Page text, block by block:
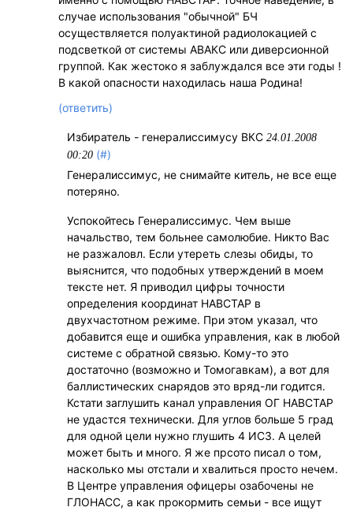
случае использования "обычной" БЧ
осуществляется полуактиной радиолокацией с
подсветкой от системы АВАКС или диверсионной
группой. Как жестоко я заблуждался все эти годы !
В какой опасности находилась наша Родина!
(ответить)
Избиратель - генералиссимусу ВКС 24.01.2008
00:20 (#)
Генералиссимус, не снимайте китель, не все еще
потеряно.
Успокойтесь Генералиссимус. Чем выше
начальство, тем больнее самолюбие. Никто Вас
не разжаловл. Если утереть слезы обиды, то
выяснится, что подобных утверждений в моем
тексте нет. Я приводил цифры точности
определения координат НАВСТАР в
двухчастотном режиме. При этом указал, что
добавится еще и ошибка управления, как в любой
системе с обратной связью. Кому-то это
достаточно (возможно и Томогавкам), а вот для
баллистических снарядов это вряд-ли годится.
Кстати заглушить канал управления ОГ НАВСТАР
не удастся технически. Для углов больше 5 град
для одной цели нужно глушить 4 ИСЗ. А целей
может быть и много. Я же прсото писал о том,
насколько мы отстали и хвалиться просто нечем.
В Центре управления офицеры озабочены не
ГЛОНАСС, а как прокормить семьи - все ищут